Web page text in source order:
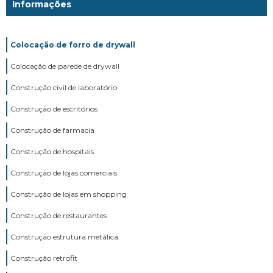
Informações
Colocação de forro de drywall
Colocação de parede de drywall
Construção civil de laboratório
Construção de escritórios
Construção de farmacia
Construção de hospitais
Construção de lojas comerciais
Construção de lojas em shopping
Construção de restaurantes
Construção estrutura metálica
Construção retrofit